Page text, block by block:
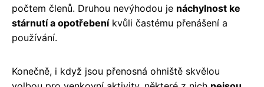
počtem členů. Druhou nevýhodou je náchylnost ke
stárnutí a opotřebeníkvůli častému přenášení a
používání.
Konečně, i když jsou přenosná ohniště skvělou